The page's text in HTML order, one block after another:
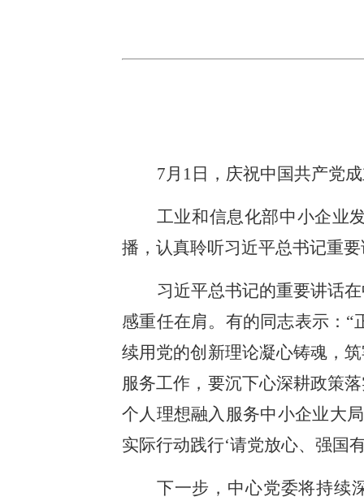
7月1日，庆祝中国共产党
工业和信息化部中小企业
播，认真聆听习近平总书记重
习近平总书记的重要讲话
感重任在肩。有的同志表示：
续用党的创新理论凝心铸魂，
服务工作，要沉下心深耕政策
个人理想融入服务中小企业大
实际行动践行‘请党放心、强国
下一步，中心党委将持续